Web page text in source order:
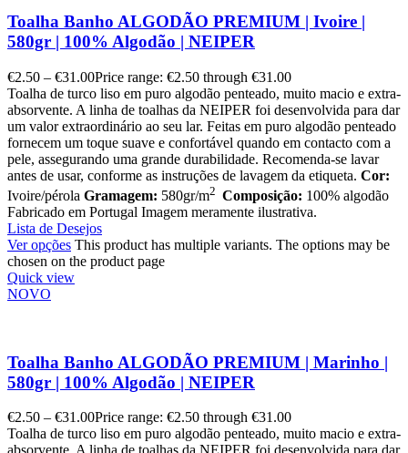
Toalha Banho ALGODÃO PREMIUM | Ivoire |
580gr | 100% Algodão | NEIPER
€2.50 – €31.00Price range: €2.50 through €31.00
Toalha de turco liso em puro algodão penteado, muito macio e extra-
absorvente. A linha de toalhas da NEIPER foi desenvolvida para dar
um valor extraordinário ao seu lar. Feitas em puro algodão penteado
fornecem um toque suave e confortável quando em contacto com a
pele, assegurando uma grande durabilidade. Recomenda-se lavar
antes de usar, conforme as instruções de lavagem da etiqueta. Cor:
Ivoire/pérola Gramagem: 580gr/m2 Composição: 100% algodão
Fabricado em Portugal Imagem meramente ilustrativa.
Lista de Desejos
Ver opções This product has multiple variants. The options may be
chosen on the product page
Quick view
NOVO
Toalha Banho ALGODÃO PREMIUM | Marinho |
580gr | 100% Algodão | NEIPER
€2.50 – €31.00Price range: €2.50 through €31.00
Toalha de turco liso em puro algodão penteado, muito macio e extra-